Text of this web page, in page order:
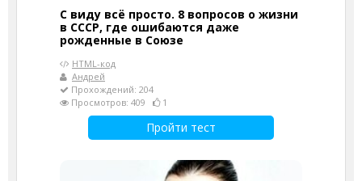
С виду всё просто. 8 вопросов о жизни
в СССР, где ошибаются даже
рожденные в Союзе
HTML-код
Андрей
Прохождений: 204
Просмотров: 409
1
Пройти тест